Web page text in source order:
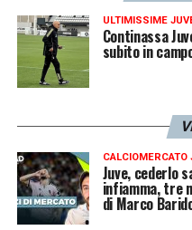
ULTIMISSIME
Continassa
subito in
CALCIOMERCATO
Juve, cederlo
infiamma, tre
di Marco